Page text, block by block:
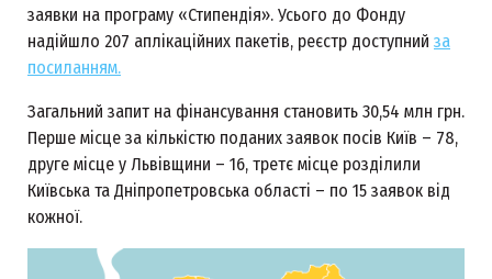
заявки на програму «Стипендія». Усього до Фонду
надійшло 207 аплікаційних пакетів, реєстр доступний за
посиланням.
Загальний запит на фінансування становить 30,54 млн грн.
Перше місце за кількістю поданих заявок посів Київ – 78,
друге місце у Львівщини – 16, третє місце розділили
Київська та Дніпропетровська області – по 15 заявок від
кожної.